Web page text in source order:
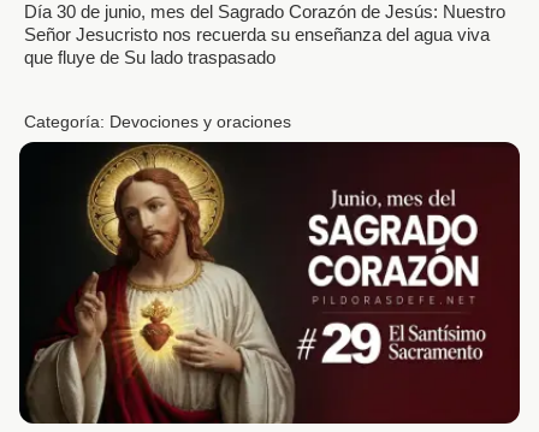
Día 30 de junio, mes del Sagrado Corazón de Jesús: Nuestro
Señor Jesucristo nos recuerda su enseñanza del agua viva
que fluye de Su lado traspasado
Categoría: Devociones y oraciones